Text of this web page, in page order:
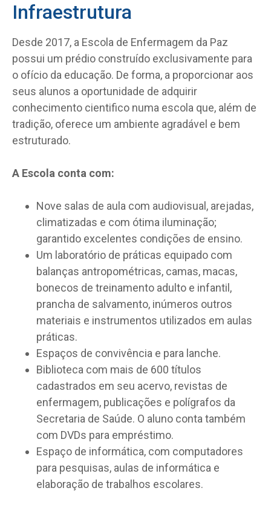
Infraestrutura
Desde 2017, a Escola de Enfermagem da Paz
possui um prédio construído exclusivamente para
o ofício da educação. De forma, a proporcionar aos
seus alunos a oportunidade de adquirir
conhecimento cientifico numa escola que, além de
tradição, oferece um ambiente agradável e bem
estruturado.
A Escola conta com:
Nove salas de aula com audiovisual, arejadas,
climatizadas e com ótima iluminação;
garantido excelentes condições de ensino.
Um laboratório de práticas equipado com
balanças antropométricas, camas, macas,
bonecos de treinamento adulto e infantil,
prancha de salvamento, inúmeros outros
materiais e instrumentos utilizados em aulas
práticas.
Espaços de convivência e para lanche.
Biblioteca com mais de 600 títulos
cadastrados em seu acervo, revistas de
enfermagem, publicações e polígrafos da
Secretaria de Saúde. O aluno conta também
com DVDs para empréstimo.
Espaço de informática, com computadores
para pesquisas, aulas de informática e
elaboração de trabalhos escolares.